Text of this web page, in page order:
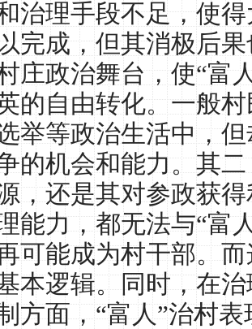
治理手段不足，使
完成，但其消极后
庄政治舞台，使“富
的自由转化。一般
举等政治生活中，
的机会和能力。其
，还是其对参政获
能力，都无法与“富
可能成为村干部。
本逻辑。同时，在
方面，“富人”治村